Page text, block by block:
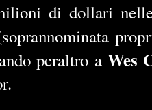
di dollari
peraltro a Wes